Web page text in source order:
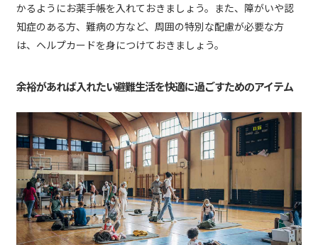
かるようにお薬手帳を入れておきましょう。また、障がいや認
知症のある方、難病の方など、周囲の特別な配慮が必要な方
は、ヘルプカードを身につけておきましょう。
余裕があれば入れたい避難生活を快適に過ごすためのアイテム